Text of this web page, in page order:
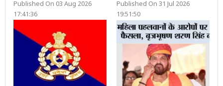
Published On 03 Aug 2026
17:41:36
Published On 31 Jul 2026
19:51:50